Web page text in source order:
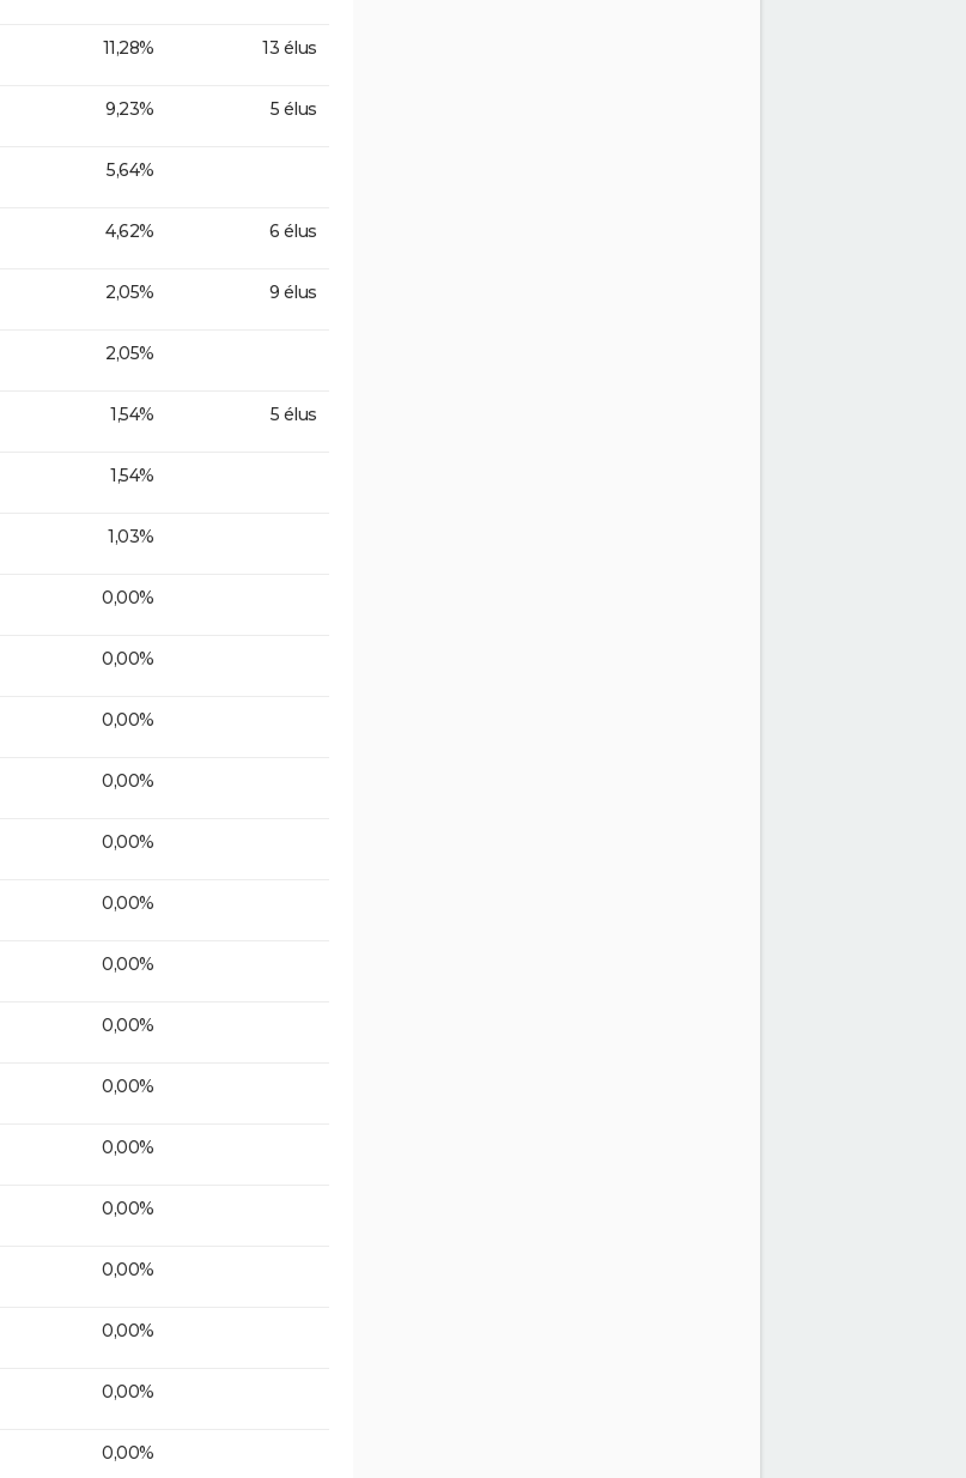
11,28% 13 élus
9,23% 5 élus
5,64%
4,62% 6 élus
2,05% 9 élus
2,05%
1,54% 5 élus
1,54%
1,03%
0,00%
0,00%
0,00%
0,00%
0,00%
0,00%
0,00%
0,00%
0,00%
0,00%
0,00%
0,00%
0,00%
0,00%
0,00%